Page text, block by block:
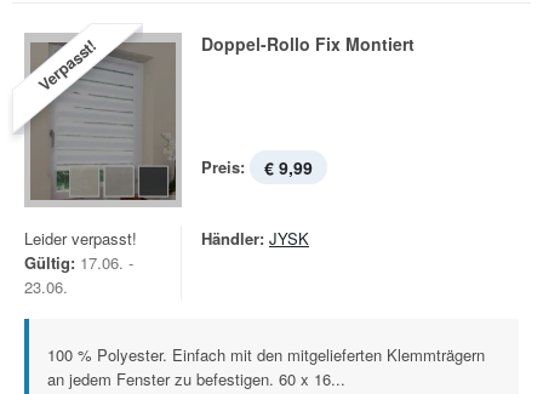
Verpasst! Doppel-Rollo Fix Montiert
Preis: € 9,99
Leider verpasst!
Gültig: 17.06. -
23.06.
Händler: JYSK
100 % Polyester. Einfach mit den mitgelieferten Klemmträgern
an jedem Fenster zu befestigen. 60 x 16...